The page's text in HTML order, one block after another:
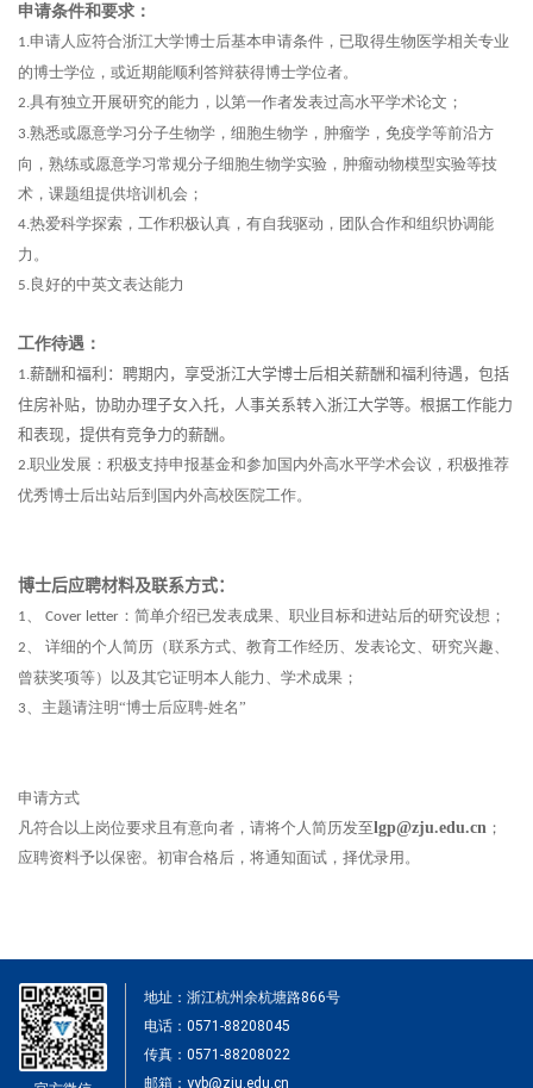
申请条件和要求：
1. 申请人应符合浙江大学博士后基本申请条件，已取得生物医学相关专业
的博士学位，或近期能顺利答辩获得博士学位者。
2. 具有独立开展研究的能力，以第一作者发表过高水平学术论文；
3. 熟悉或愿意学习分子生物学，细胞生物学，肿瘤学，免疫学等前沿方
向，熟练或愿意学习常规分子细胞生物学实验，肿瘤动物模型实验等技
术，课题组提供培训机会；
4. 热爱科学探索，工作积极认真，有自我驱动，团队合作和组织协调能
力。
5. 良好的中英文表达能力
工作待遇：
1. 薪酬和福利：聘期内，享受浙江大学博士后相关薪酬和福利待遇，包括
住房补贴， 协助办理子女入托，人事关系转入浙江大学等。根据工作能力
和表现，提供有竞争力的薪酬。
2. 职业发展：积极支持申报基金和参加国内外高水平学术会议，积极推荐
优秀博士后出站后到国内外高校医院工作。
博士后应聘材料及联系方式：
1 Cover letter ：简单介绍已发表成果、职业目标和进站后的研究设想；
2
、 详细的个人简历（联系方式、教育工作经历、发表论文、研究兴趣、
曾获奖项等）以及其它证明本人能力、学术成果；
3 、主题请注明“博士后应聘-姓名”
申请方式
凡符合以上岗位要求且有意向者，请将个人简历发至lgp@zju.edu.cn ；
应聘资料予以保密。初审合格后，将通知面试，择优录用。
地址：浙江杭州余杭塘路866号
电话：0571-88208045
传真：0571-88208022
邮箱：yyb@zju.edu.cn